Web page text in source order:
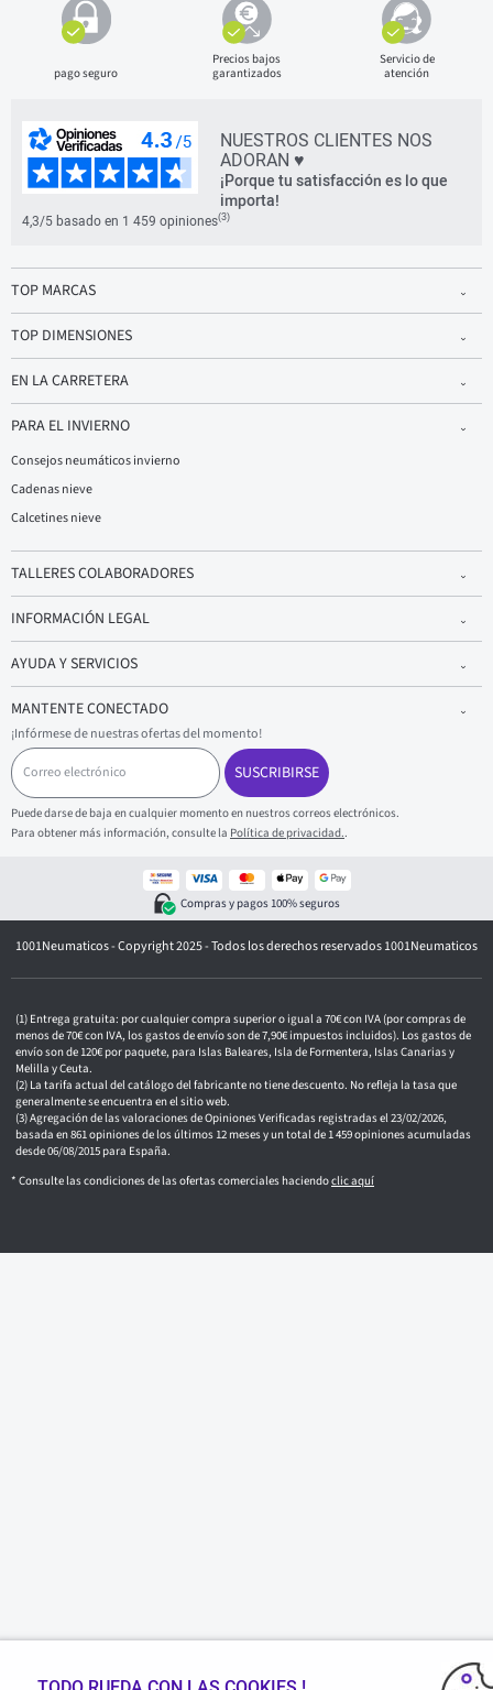
pago seguro
Precios bajos
garantizados
Servicio de
atención
NUESTROS CLIENTES NOS
ADORAN ♥
¡Porque tu satisfacción es lo que
importa!
4,3/5 basado en 1 459 opiniones(3)
TOP MARCAS
TOP DIMENSIONES
EN LA CARRETERA
PARA EL INVIERNO
Consejos neumáticos invierno
Cadenas nieve
Calcetines nieve
TALLERES COLABORADORES
INFORMACIÓN LEGAL
AYUDA Y SERVICIOS
MANTENTE CONECTADO
¡Infórmese de nuestras ofertas del momento!
C
o
r
r
e
o
n
o
SUSCRIBIRSE
Puede darse de baja en cualquier momento en nuestros correos electrónicos.
Para obtener más información, consulte la Política de privacidad..
Compras y pagos 100% seguros
1001Neumaticos - Copyright 2025 - Todos los derechos reservados 1001Neumaticos
Entrega gratuita: por cualquier compra superior o igual a 70€ con IVA (por compras de
menos de 70€ con IVA, los gastos de envío son de 7,90€ impuestos incluidos). Los gastos de
envío son de 120€ por paquete, para Islas Baleares, Isla de Formentera, Islas Canarias y
Melilla y Ceuta.
La tarifa actual del catálogo del fabricante no tiene descuento. No refleja la tasa que
generalmente se encuentra en el sitio web.
Agregación de las valoraciones de Opiniones Verificadas registradas el 23/02/2026,
basada en 861 opiniones de los últimos 12 meses y un total de 1 459 opiniones acumuladas
desde 06/08/2015 para España.
* Consulte las condiciones de las ofertas comerciales haciendoclic aquí